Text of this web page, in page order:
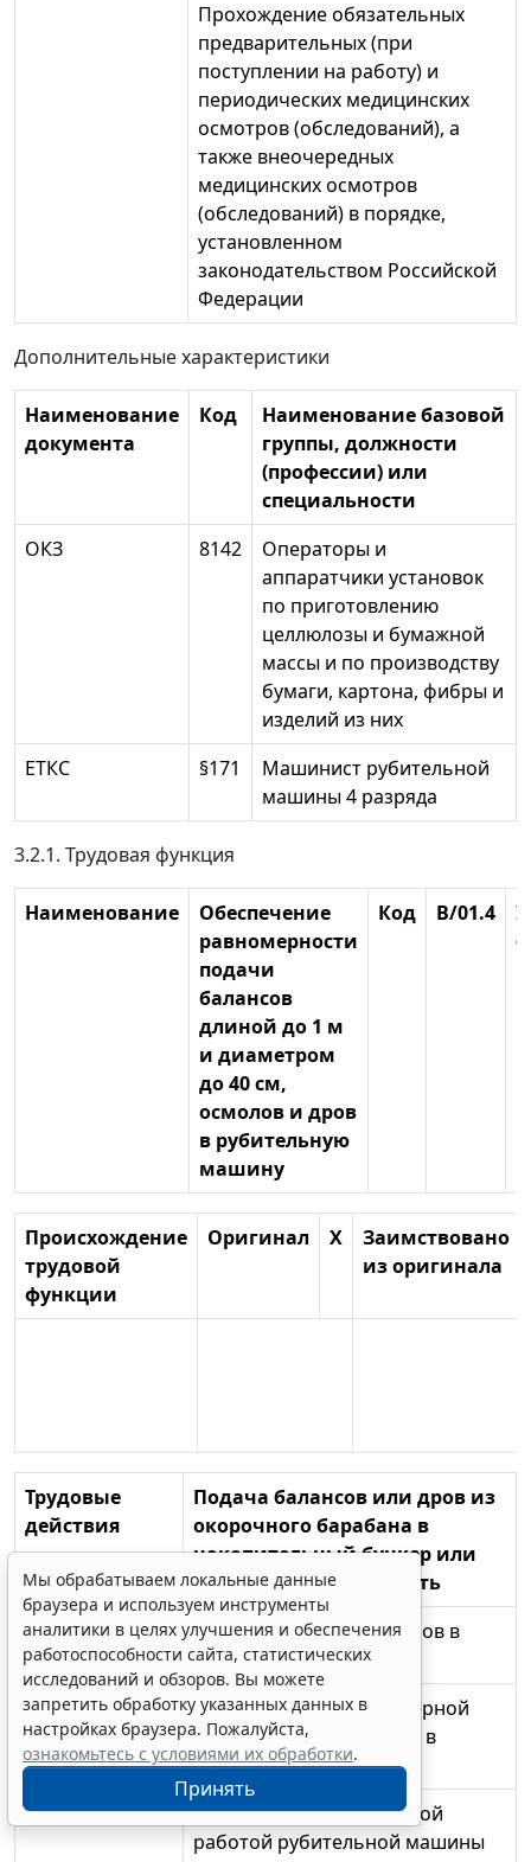
Прохождение обязательных
предварительных (при
поступлении на работу) и
периодических медицинских
осмотров (обследований), а
также внеочередных
медицинских осмотров
(обследований) в порядке,
установленном
законодательством Российской
Федерации
Дополнительные характеристики
Наименование
документа
Код
Наименование базовой
группы, должности
(профессии) или
специальности
ОКЗ
8142
Операторы и
аппаратчики установок
по приготовлению
целлюлозы и бумажной
массы и по производству
бумаги, картона, фибры и
изделий из них
ЕТКС
§171
Машинист рубительной
машины 4 разряда
3.2.1. Трудовая функция
Наименование
Обеспечение
равномерности
подачи
балансов
длиной до 1 м
и диаметром
до 40 см,
осмолов и дров
в рубительную
машину
Код В/01.4
Происхождение
трудовой
функции
Оригинал X
Заимствовано
из оригинала
Трудовые
действия
Подача балансов или дров из
окорочного барабана в
накопительный бункер или
накопительную емкость
Подача балансов или дров в
рубительную машину
Регулирование равномерной
подачи балансов и дров в
рубительную машину
Наблюдение за исправной
работой рубительной машины
Мы обрабатываем локальные данные
браузера и используем инструменты
аналитики в целях улучшения и обеспечения
работоспособности сайта, статистических
исследований и обзоров. Вы можете
запретить обработку указанных данных в
настройках браузера. Пожалуйста,
ознакомьтесь с условиями их обработки.
Принять